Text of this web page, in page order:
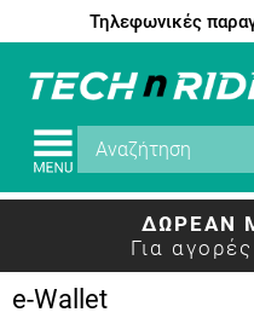
Τηλεφωνικές
ΔΩΡΕΑΝ
Για
e-Wallet